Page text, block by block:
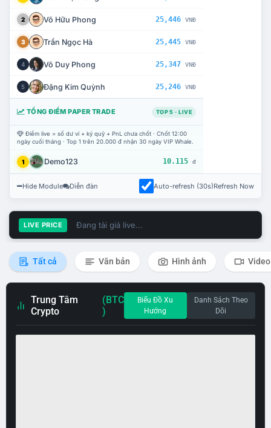
2 Võ Hữu Phong 25,446 VNĐ
3 Trần Ngọc Hà 25,445 VNĐ
4 Võ Duy Phong 25,347 VNĐ
5 Đặng Kim Quỳnh 25,246 VNĐ
TỔNG ĐIỂM PAPER TRADE TOP 5 · LIVE
Điểm live = số dư ví + ký quỹ + PnL chưa chốt · Chốt 12:00
ngày cuối tháng · Top 1 trên 20.000 đ nhận 30 ngày VIP Whale.
1 Demo123 10.115 đ
Hide Module Diễn đàn Auto-refresh (30s)Refresh Now
LIVE PRICE Đang tải giá live...
Tất cả Văn bản Hình ảnh Video
Trung Tâm
Crypto
(BTC
)
Biểu Đồ Xu
Hướng
Danh Sách Theo
Dõi